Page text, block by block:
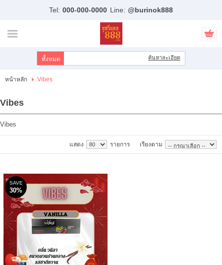
สมัครสมาชิก
สินค้าที่สนใจ
หน้าหลัก
ขั้นตอนการสั่งซื้อ
แจ้งชำระเงิน
Tel: 000-000-0000 Line: @burinok888
ค้นหาละเอียด
หน้าหลัก Vibes
Vibes
Vibes
เรียงตาม
แสดง รายการ
SAVE
30%